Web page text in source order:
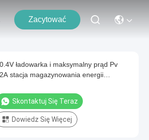
Zacytować
ładowarka i maksymalny prąd Pv
stacja magazynowania energii
Skontaktuj Się Teraz
Dowiedz Się Więcej